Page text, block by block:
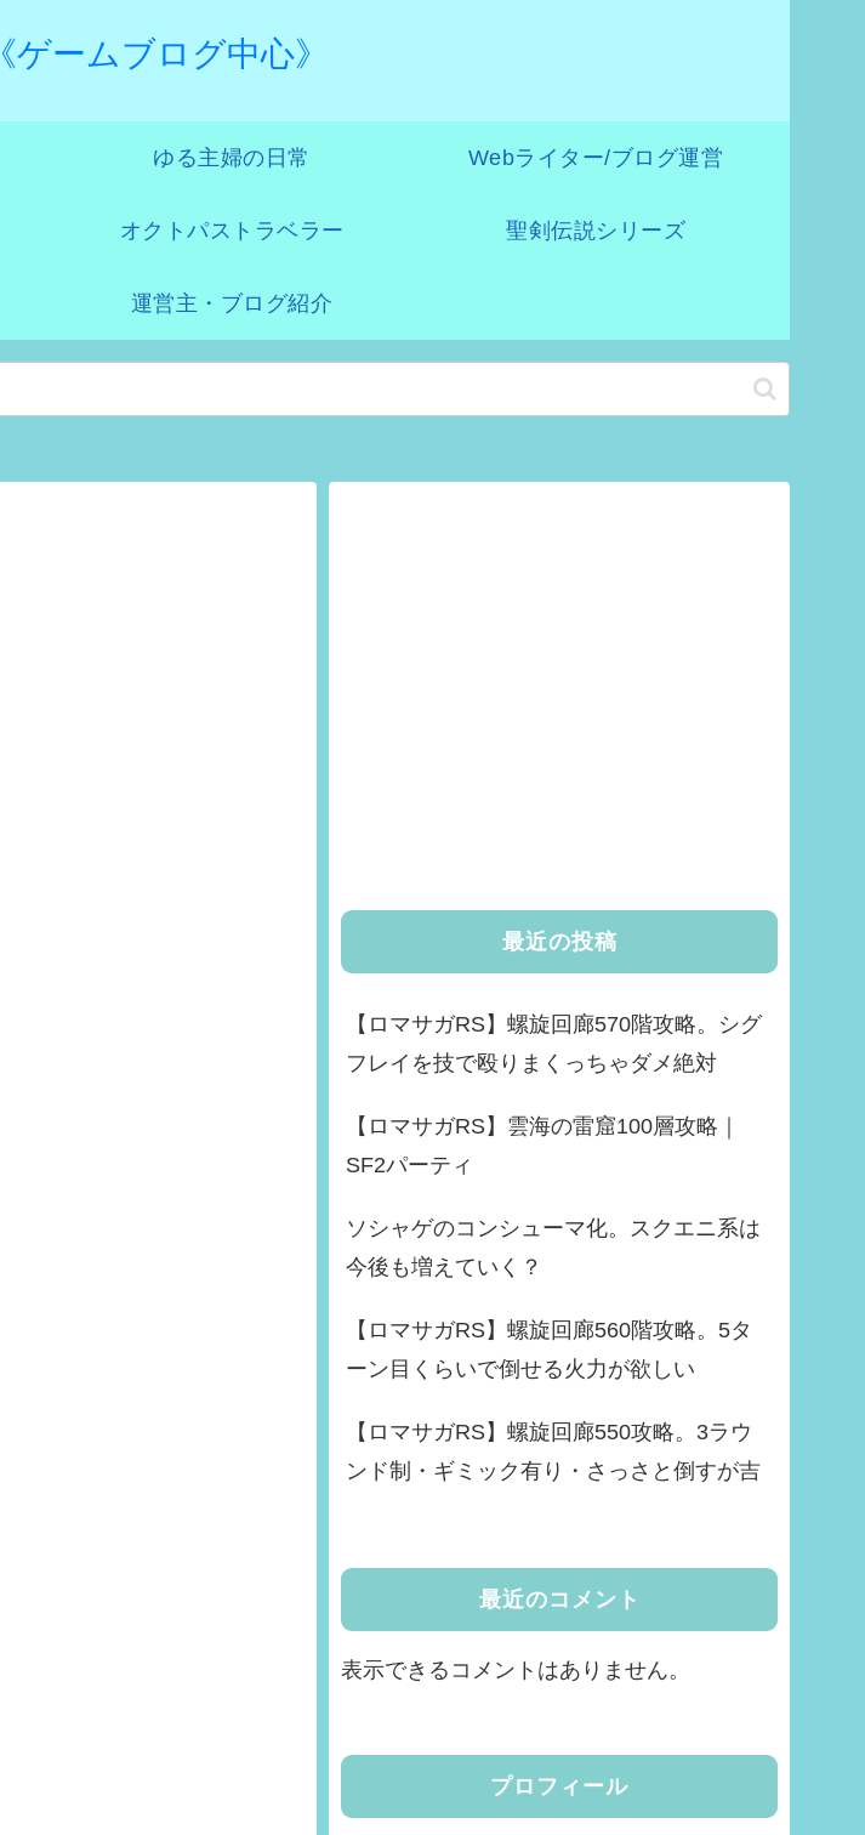
ームブログ中心》
ゆる主婦の日常 Webライター/ブログ運営
オクトパストラベラー 聖剣伝説シリーズ
運営主・ブログ紹介
最近の投稿
【ロマサガRS】螺旋回廊570階攻略。シグ
フレイを技で殴りまくっちゃダメ絶対
【ロマサガRS】雲海の雷窟100層攻略｜
SF2パーティ
ソシャゲのコンシューマ化。スクエニ系は
今後も増えていく？
【ロマサガRS】螺旋回廊560階攻略。5タ
ーン目くらいで倒せる火力が欲しい
【ロマサガRS】螺旋回廊550攻略。3ラウ
ンド制・ギミック有り・さっさと倒すが吉
最近のコメント
表示できるコメントはありません。
プロフィール